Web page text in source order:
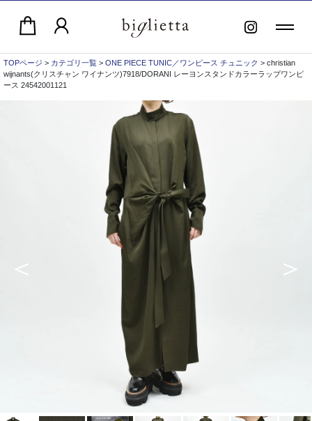
TOPページ > カテゴリ一覧 > ONE PIECE TUNIC／ワンピース チュニック > christian
wijnants(クリスチャン ワイナンツ)7918/DORANI レーヨンスタンドカラーラップワンピ
ース 24542001121